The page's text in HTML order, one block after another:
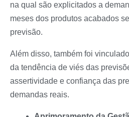
na qual são explicitados a
meses dos produtos acabados
previsão.
Além disso, também foi
da tendência de viés das
assertividade e confiança das
demandas reais.